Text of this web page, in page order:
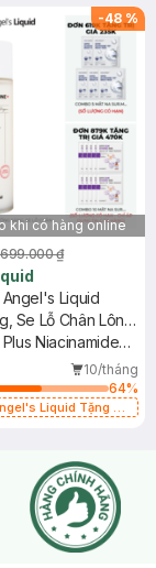
(SL có hạn)
-48 %
khi có hàng online
699.000 ₫
Liquid
Se Lỗ Chân Lông
Niacinamide
10/tháng
64%
Liquid Tặng 01